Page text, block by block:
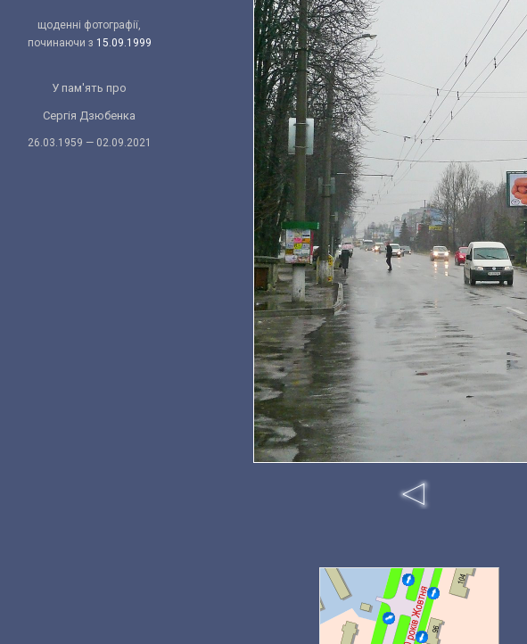
щоденні фотографії,
починаючи з 15.09.1999
У пам'ять про
Сергія Дзюбенка
26.03.1959 — 02.09.2021